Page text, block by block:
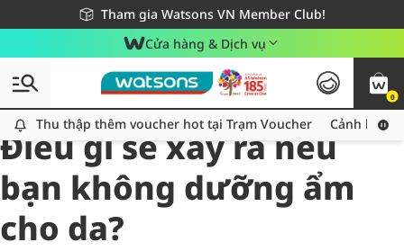
Tham gia Watsons VN Member Club!
Miễn phí giao hàng cho đơn hàng từ 249,000Đ
Giao hàng nhanh 24h - Áp dụng khu vực TP. Hồ Chí Minh
Cửa hàng & Dịch vụ
0
Thu thập thêm voucher hot tại Trạm Voucher
Thu thập thêm voucher hot tại Trạm Voucher Cảnh báo
All
Chăm Sóc Cá Nhân
Điều gì sẽ xảy ra nếu
bạn không dưỡng ẩm
cho da?